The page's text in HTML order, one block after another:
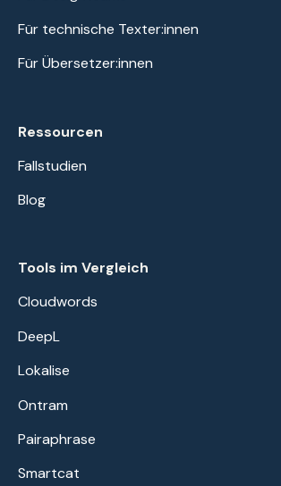
Für technische Texter:innen
Für Übersetzer:innen
Ressourcen
Fallstudien
Blog
Tools im Vergleich
Cloudwords
DeepL
Lokalise
Ontram
Pairaphrase
Smartcat